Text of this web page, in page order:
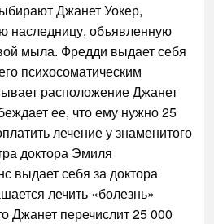
Джанет Уокер,
наследницу, объявленную
мыла. Фредди выдает себя
психосоматическим
расположение Джанет
ее, что ему нужно 25
лечение у знаменитого
доктора Эмиля
выдает себя за доктора
лечить «болезнь»
Джанет перечислит 25 000